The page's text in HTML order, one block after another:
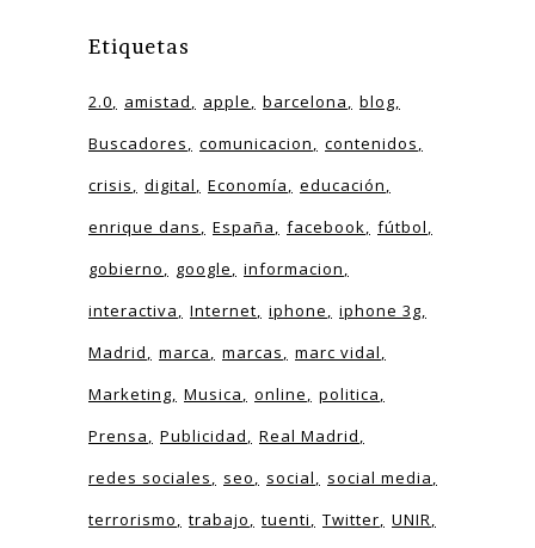
Etiquetas
2.0 amistad apple barcelona
blog
Buscadores
comunicacion
contenidos
crisis
digital Economía
educación
enrique dans
España facebook
fútbol
gobierno
google
informacion
interactiva
Internet iphone
iphone 3g
Madrid
marca marcas
marc vidal
Marketing
Musica online
politica
Prensa
Publicidad
Real Madrid
redes sociales
seo social
social media
terrorismo
trabajo tuenti Twitter
UNIR